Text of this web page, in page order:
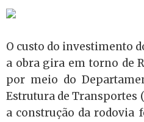
O custo do investimento
a obra gira em torno de
por meio do
Estrutura de Transportes
a construção da rodovia